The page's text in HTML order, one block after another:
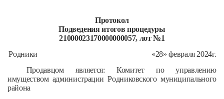
Протокол
Подведения итогов процедуры
21000023170000000057, лот №1
Родники
«28» февраля 2024г.
Продавцом является: Комитет по управлению
имуществом администрации Родниковского муниципального
района